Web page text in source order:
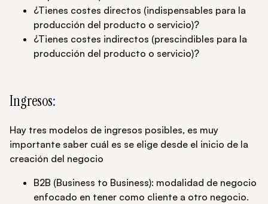
¿Tienes costes directos (indispensables para la
producción del producto o servicio)?
¿Tienes costes indirectos (prescindibles para la
producción del producto o servicio)?
Ingresos:
Hay tres modelos de ingresos posibles, es muy
importante saber cuál es se elige desde el inicio de la
creación del negocio
B2B (Business to Business): modalidad de negocio
enfocado en tener como cliente a otro negocio.